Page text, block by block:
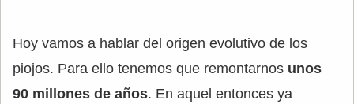
Hoy vamos a hablar del origen evolutivo de los
piojos. Para ello tenemos que remontarnos unos
90 millones de años. En aquel entonces ya